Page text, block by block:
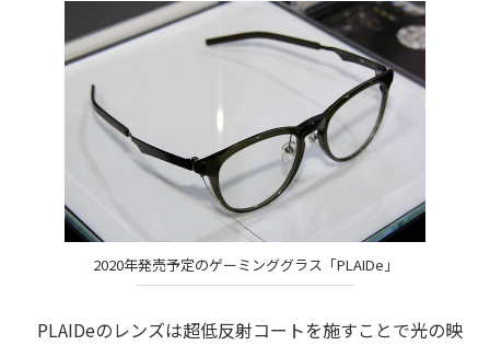
2020年発売予定のゲーミンググラス「PLAIDe」
PLAIDeのレンズは超低反射コートを施すことで光の映